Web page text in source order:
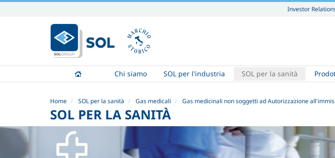
Investor
contenuti.
|
Salta
navigazione
Chi siamo SOL per l'industria SOL per la sanità
Home SOL per la sanità Gas medicali Gas medicinali non soggetti ad Autorizzazione
SOL PER LA SANITÀ